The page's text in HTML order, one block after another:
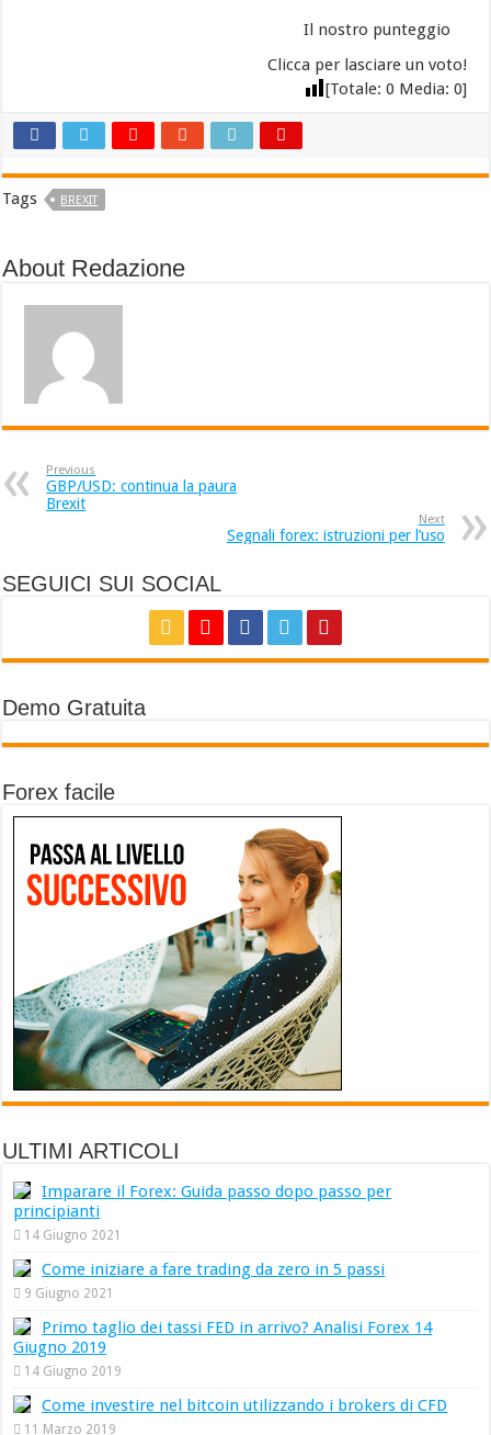
Il nostro punteggio
Clicca per lasciare un voto!
[Totale: 0 Media: 0]
Tags BREXIT
About Redazione
Previous
GBP/USD: continua la paura
Brexit
Next
Segnali forex: istruzioni per l’uso
SEGUICI SUI SOCIAL
Demo Gratuita
Forex facile
ULTIMI ARTICOLI
Imparare il Forex: Guida passo dopo passo per
principianti
14 Giugno 2021
Come iniziare a fare trading da zero in 5 passi
9 Giugno 2021
Primo taglio dei tassi FED in arrivo? Analisi Forex 14
Giugno 2019
14 Giugno 2019
Come investire nel bitcoin utilizzando i brokers di CFD
11 Marzo 2019